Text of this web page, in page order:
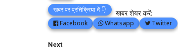
खबर पर प्रतिक्रिया दें 👇
खबर शेयर करें:
Facebook Whatsapp Twitter
Next